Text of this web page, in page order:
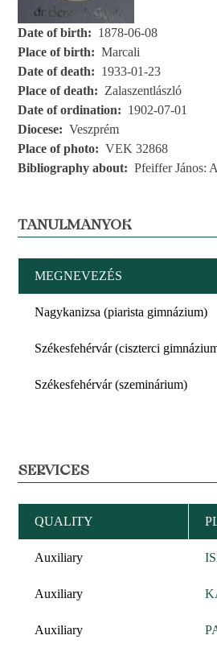
Date of birth
1878-06-08
Place of birth
Marcali
Date of death
1933-01-23
Place of death
Zalaszentlászló
Date of ordination
1902-07-01
Diocese
Veszprém
Place of photo
VEK 32868
Bibliography about
Pfeiffer János:
TANULMÁNYOK
MEGNEVEZÉS
Nagykanizsa (piarista gimnázium)
Székesfehérvár (ciszterci
Székesfehérvár (szeminárium)
SERVICES
QUALITY
Auxiliary
Auxiliary
Auxiliary